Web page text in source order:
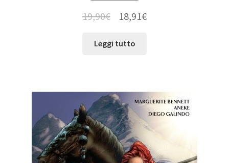
19,90€ 18,91€
Leggi tutto